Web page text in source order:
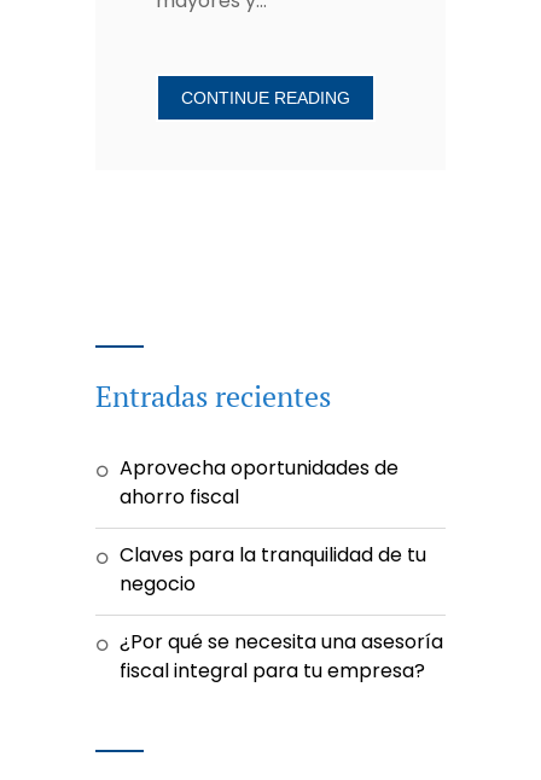
Entradas recientes
Aprovecha oportunidades de
ahorro fiscal
Claves para la tranquilidad de tu
negocio
¿Por qué se necesita una asesoría
fiscal integral para tu empresa?
CONTINUE READING